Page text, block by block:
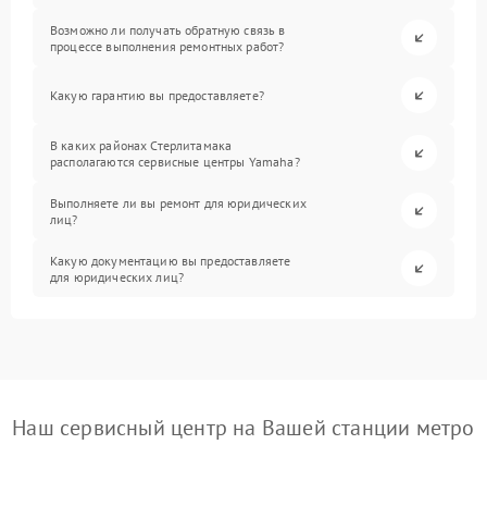
Возможно ли получать обратную связь в
процессе выполнения ремонтных работ?
Какую гарантию вы предоставляете?
В каких районах Стерлитамака
располагаются сервисные центры Yamaha?
Выполняете ли вы ремонт для юридических
лиц?
Какую документацию вы предоставляете
для юридических лиц?
Наш сервисный центр на Вашей станции метро